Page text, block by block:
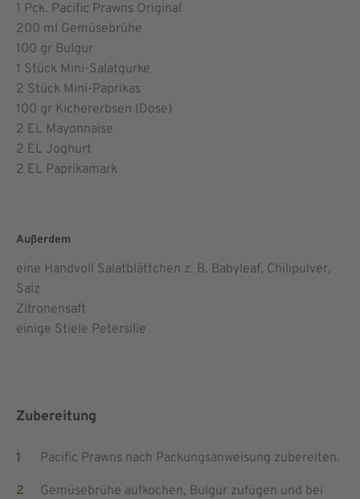
1 Pck. Pacific Prawns Original
200 ml Gemüsebrühe
100 gr Bulgur
1 Stück Mini-Salatgurke
2 Stück Mini-Paprikas
100 gr Kichererbsen (Dose)
2 EL Mayonnaise
2 EL Joghurt
2 EL Paprikamark
Außerdem
eine Handvoll Salatblättchen z. B. Babyleaf, Chilipulver,
Salz
Zitronensaft
einige Stiele Petersilie
Zubereitung
Pacific Prawns nach Packungsanweisung zubereiten.
Gemüsebrühe aufkochen, Bulgur zufügen und bei